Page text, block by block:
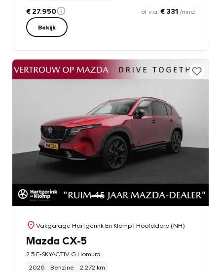
€ 27.950 of v.a. € 331 /mnd
Bekijk
Vakgarage Hartgerink En Klomp| Hoofddorp (NH)
Mazda CX-5
2.5 E-SKYACTIV G Homura
2026
Benzine 2.272 km